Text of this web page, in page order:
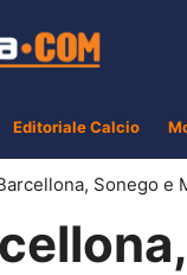
Editoriale Calcio
Sonego e